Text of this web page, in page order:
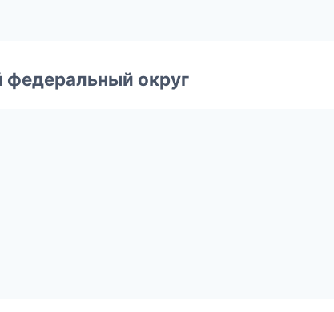
федеральный округ